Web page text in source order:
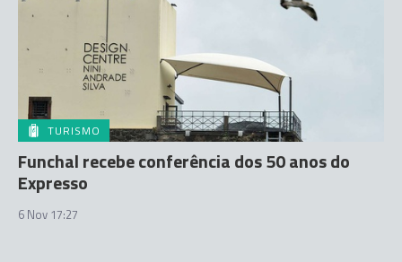
TURISMO
Funchal recebe conferência dos 50 anos do
Expresso
6 Nov 17:27